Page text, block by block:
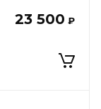
23 500 ₽